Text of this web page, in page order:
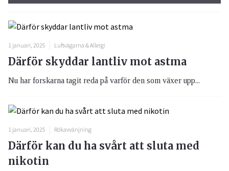
1 januari, 2025 Luftvägarna & Allergi
Därför skyddar lantliv mot astma
Nu har forskarna tagit reda på varför den som växer upp...
1 januari, 2025 Rökavvänjning
Därför kan du ha svårt att sluta med
nikotin